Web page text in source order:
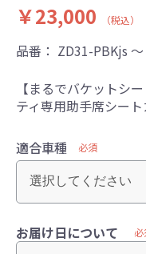
￥23,000 （税込）
品番： ZD31-PBKjs
【まるでバケットシ
ティ専用助手席シート
適合車種 必須
お届け日について 必